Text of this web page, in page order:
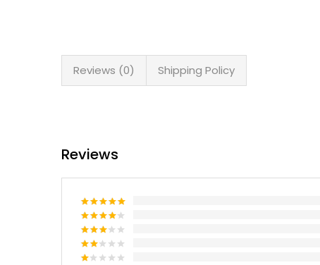
Reviews (0) Shipping Policy
Reviews
Rated5
out of 5
Rated4
out of 5
Rated
3out
Rated